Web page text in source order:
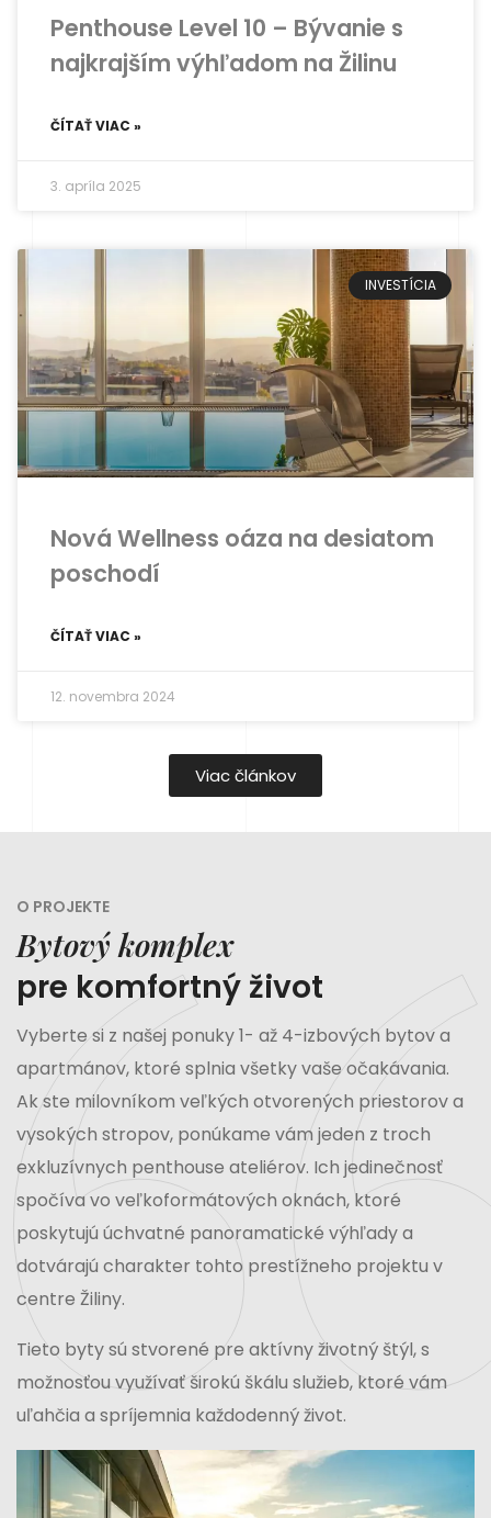
Penthouse Level 10 – Bývanie s
najkrajším výhľadom na Žilinu
ČÍTAŤ VIAC »
3. apríla 2025
INVESTÍCIA
Nová Wellness oáza na desiatom
poschodí
ČÍTAŤ VIAC »
12. novembra 2024
Viac článkov
O PROJEKTE
Bytový komplex
pre komfortný život
Vyberte si z našej ponuky 1- až 4-izbových bytov a
apartmánov, ktoré splnia všetky vaše očakávania.
Ak ste milovníkom veľkých otvorených priestorov a
vysokých stropov, ponúkame vám jeden z troch
exkluzívnych penthouse ateliérov. Ich jedinečnosť
spočíva vo veľkoformátových oknách, ktoré
poskytujú úchvatné panoramatické výhľady a
dotvárajú charakter tohto prestížneho projektu v
centre Žiliny.
Tieto byty sú stvorené pre aktívny životný štýl, s
možnosťou využívať širokú škálu služieb, ktoré vám
uľahčia a spríjemnia každodenný život.